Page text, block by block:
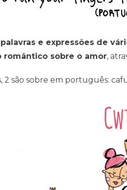
palavras e expressões de
romântico sobre o amor,
são sobre em português: